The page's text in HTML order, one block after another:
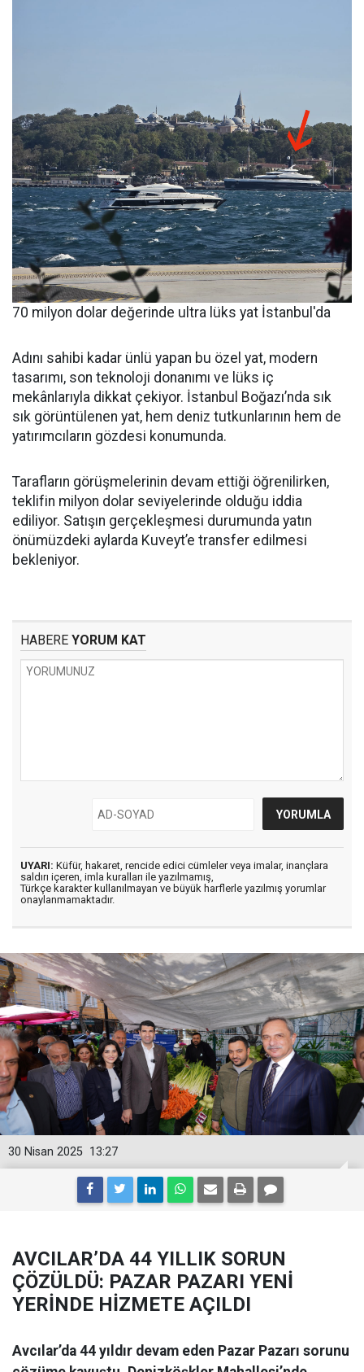
70 milyon dolar değerinde ultra lüks yat İstanbul'da
Adını sahibi kadar ünlü yapan bu özel yat, modern
tasarımı, son teknoloji donanımı ve lüks iç
mekânlarıyla dikkat çekiyor. İstanbul Boğazı’nda sık
sık görüntülenen yat, hem deniz tutkunlarının hem de
yatırımcıların gözdesi konumunda.
Tarafların görüşmelerinin devam ettiği öğrenilirken,
teklifin milyon dolar seviyelerinde olduğu iddia
ediliyor. Satışın gerçekleşmesi durumunda yatın
önümüzdeki aylarda Kuveyt’e transfer edilmesi
bekleniyor.
HABERE YORUM KAT
UYARI: Küfür, hakaret, rencide edici cümleler veya imalar, inançlara
saldırı içeren, imla kuralları ile yazılmamış,
Türkçe karakter kullanılmayan ve büyük harflerle yazılmış yorumlar
onaylanmamaktadır.
13:27
30 Nisan 2025
AVCILAR’DA 44 YILLIK SORUN
ÇÖZÜLDÜ: PAZAR PAZARI YENİ
YERİNDE HİZMETE AÇILDI
Avcılar’da 44 yıldır devam eden Pazar Pazarı sorunu